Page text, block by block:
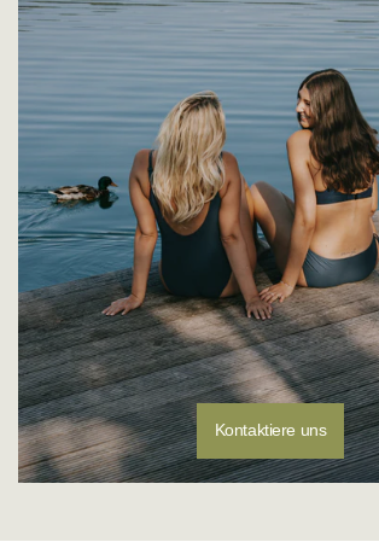
Kontaktiere uns